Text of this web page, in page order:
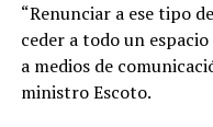
“Renunciar a ese tipo
ceder a todo un
a medios de
ministro Escoto.